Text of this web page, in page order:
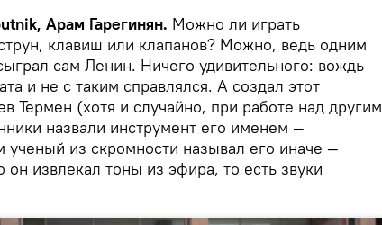
Арам Гарегинян. Можно ли играть
клавиш или клапанов? Можно, ведь одним
сам Ленин. Ничего удивительного: вождь
и не с таким справлялся. А создал этот
Термен (хотя и случайно, при работе над другим
назвали инструмент его именем —
ученый из скромности называл его иначе —
он извлекал тоны из эфира, то есть звуки